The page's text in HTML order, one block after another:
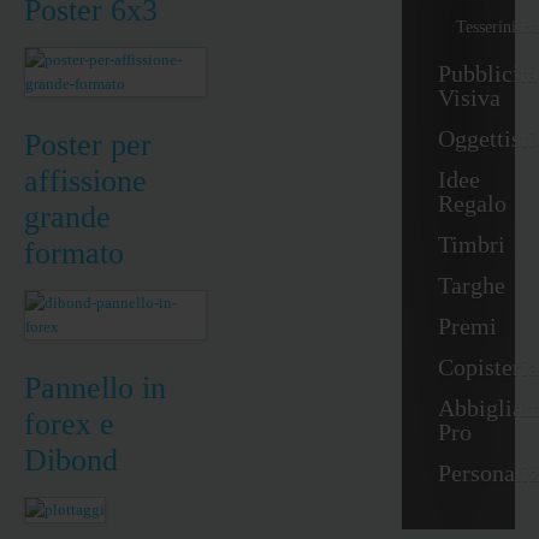
Poster 6x3
Poster per
affissione
grande
formato
Pannello in
forex e
Dibond
Tesserini/
Pubblicità
Visiva
Idee
Regalo
Timbri
Targhe
Premi
Copisteria
Pro